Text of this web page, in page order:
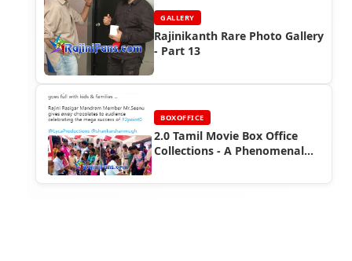
GALLERY
Rajinikanth Rare Photo Gallery
- Part 13
BOXOFFICE
2.0 Tamil Movie Box Office
Collections - A Phenomenal